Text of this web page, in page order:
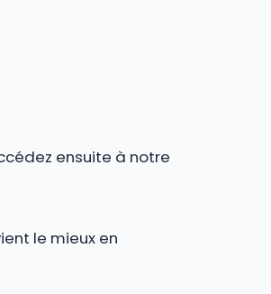
ensuite à notre
le mieux en